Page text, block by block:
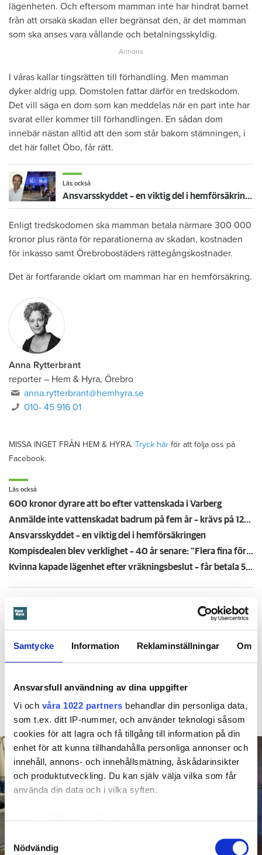
Samtycke Information Reklaminställningar Om
Ansvarsfull användning av dina uppgifter
Vi och våra 1022 partners behandlar din personliga data,
som t.ex. ditt IP-nummer, och använder teknologi såsom
cookies för att lagra och få tillgång till information på din
enhet för att kunna tillhandahålla personliga annonser och
innehåll, annons- och innehållsmätning, åskådarinsikter
och produktutveckling. Du kan själv välja vilka som får
använda din data och i vilka syften.
som kan ha en noggrannhet på upp till flera meter
Nödvändig
lägenheten. Och eftersom mamman inte har hindrat barnet
från att orsaka skadan eller begränsat den, är det mamman
som ska anses vara vållande och betalningsskyldig.
I våras kallar tingsrätten till förhandling. Men mamman
dyker aldrig upp. Domstolen fattar därför en tredskodom.
Det vill säga en dom som kan meddelas när en part inte har
svarat eller kommer till förhandlingen. En sådan dom
innebär nästan alltid att den som står bakom stämningen, i
det här fallet Öbo, får rätt.
Läs också
Ansvarsskyddet – en viktig del i hemförsäkringen
Enligt tredskodomen ska mamman betala närmare 300 000
kronor plus ränta för reparationerna av skadan, kostnaden
för inkasso samt Örebrobostäders rättegångskostnader.
Det är fortfarande oklart om mamman har en hemförsäkring.
Anna Rytterbrant
reporter – Hem & Hyra, Örebro
anna.rytterbrant@hemhyra.se
010- 45 916 01
MISSA INGET FRÅN HEM & HYRA. Tryck här för att följa oss på
Facebook.
Läs också
600 kronor dyrare att bo efter vattenskada i Varberg
Anmälde inte vattenskadat badrum på fem år – krävs på 125 000 kronor
Ansvarsskyddet – en viktig del i hemförsäkringen
Kompisdealen blev verklighet – 40 år senare: "Flera fina fördelar med att dela bostad"
Kvinna kapade lägenhet efter vräkningsbeslut – får betala 50 000
Larmade inte om spricka i
duschen – vräks efter 30 år
duschen som medförde en omfattande vattenskada. Nu
måste han lämna lägenheten efter drygt 30 år men får
längre tid på sig att flytta efter att domen överklagats.